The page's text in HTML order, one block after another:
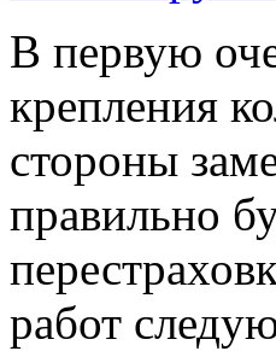
В первую
крепления
стороны
правильно
работ